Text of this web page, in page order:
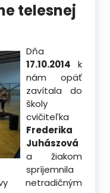
telesnej
Dňa
17.10.2014 k
nám opäť
zavítala do
školy
cvičiteľka
Frederika
Juhászová
a žiakom
spríjemnila
netradičným